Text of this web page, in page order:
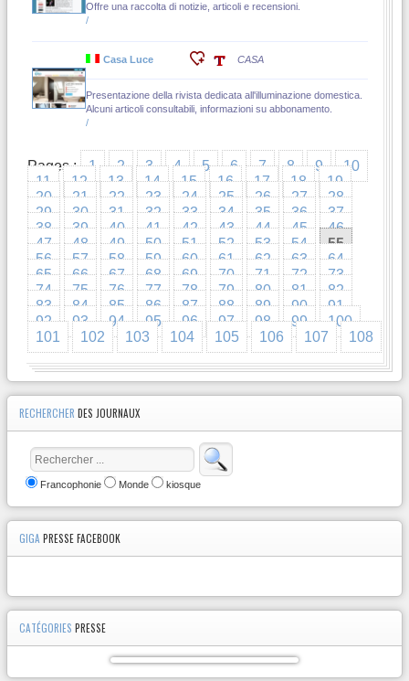
Offre una raccolta di notizie, articoli e recensioni.
/
Casa Luce CASA
Presentazione della rivista dedicata all'illuminazione domestica.
Alcuni articoli consultabili, informazioni su abbonamento.
/
Pages : 1 2 3 4 5 6 7 8 9
10
11
12 13 14 15 16 17 18
19
20
21 22 23 24 25 26 27
28
29
30 31 32 33 34 35 36
37
38
39 40 41 42 43 44 45
46
47
48 49 50 51 52 53 54
55
56
57 58 59 60 61 62 63
64
65
66 67 68 69 70 71 72
73
74
75 76 77 78 79 80 81
82
83
84 85 86 87 88 89 90
91
92
93 94 95 96 97 98 99
100
101
102 103 104 105 106 107 108
RECHERCHER DES JOURNAUX
Francophonie Monde kiosque
GIGAPRESSE FACEBOOK
CATÉGORIES PRESSE